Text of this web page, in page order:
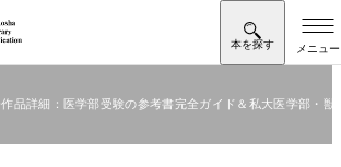
作品詳細：医学部受験の参考書完全ガイド＆私大医学部・獣